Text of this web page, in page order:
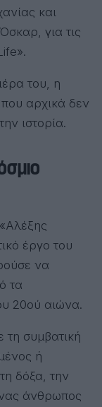
και
για τις
του, η
αρχικά δεν
ιστορία.
έργο του
να
τα
20ού αιώνα.
συμβατική
ή
δόξα, την
άνθρωπος